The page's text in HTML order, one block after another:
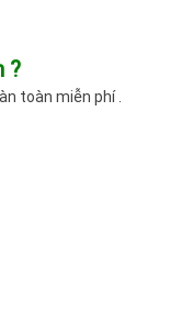
?
toàn miễn phí .